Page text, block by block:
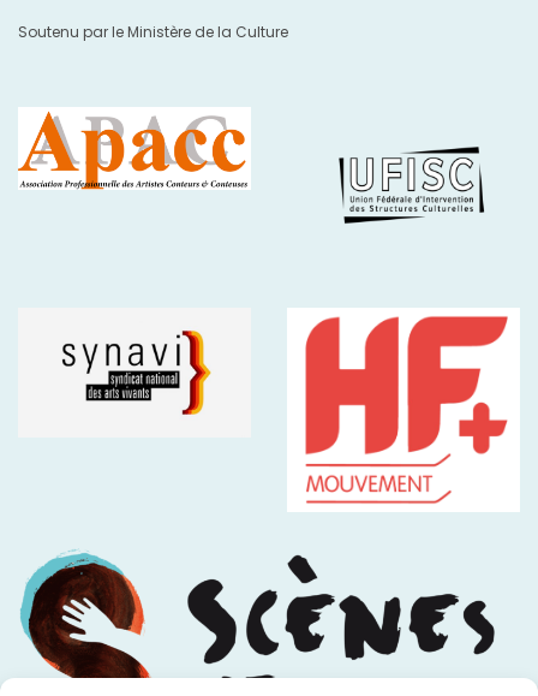
Soutenu par le Ministère de la Culture